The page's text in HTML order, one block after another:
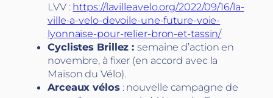
LVV : https://lavilleavelo.org/2022/09/16/la-
ville-a-velo-devoile-une-future-voie-
lyonnaise-pour-relier-bron-et-tassin/
Cyclistes Brillez : semaine d’action en
novembre, à fixer (en accord avec la
Maison du Vélo).
Arceaux vélos: nouvelle campagne de